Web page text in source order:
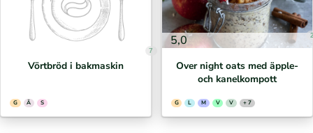
7
Vörtbröd i bakmaskin
G Ä S
5,0
Over night oats med äpple-
och kanelkompott
G L M V V + 7